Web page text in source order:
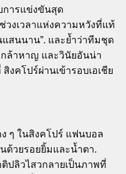
ารแข่งขันสุด
วงเวลาแห่งความหวังที่แท้
สนนาน”. และย้ำว่าทีมชุด
ล้าหาญ และวินัยอันน่า
คโปร์ผ่านเข้ารอบเอเชีย
ง ๆ ในสิงคโปร์ แฟนบอล
ด้วยรอยยิ้มและน้ำตา.
ติปลิวไสวกลายเป็นภาพที่